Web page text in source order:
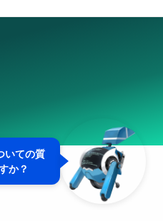
いての質
か？